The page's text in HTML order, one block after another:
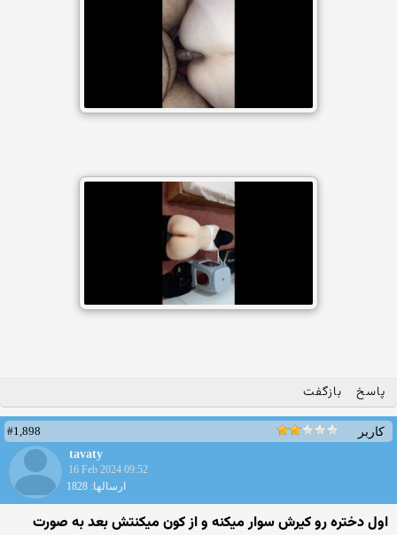
پاسخ بازگفت
کاربر
#1,898
tavaty
16 Feb 2024 09:52
ارسالها: 1828
اول دختره رو کیرش سوار میکنه و از کون میکنتش بعد به صورت